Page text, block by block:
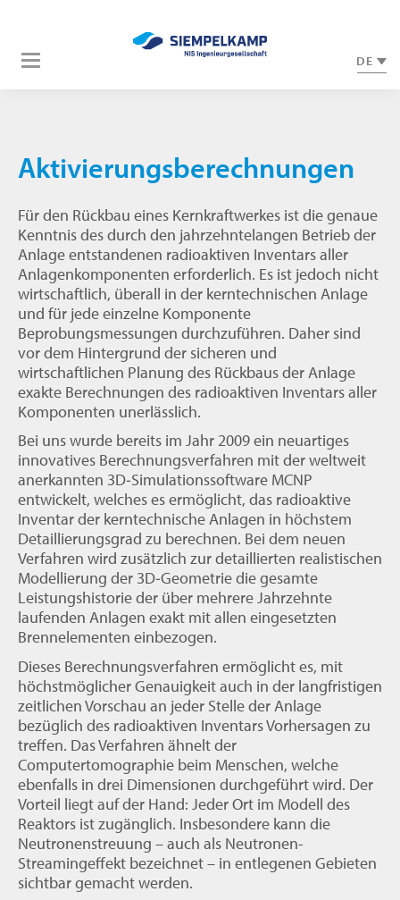
DE
Aktivierungsberechnungen
Für den Rückbau eines Kernkraftwerkes ist die genaue
Kenntnis des durch den jahrzehntelangen Betrieb der
Anlage entstandenen radioaktiven Inventars aller
Anlagenkomponenten erforderlich. Es ist jedoch nicht
wirtschaftlich, überall in der kerntechnischen Anlage
und für jede einzelne Komponente
Beprobungsmessungen durchzuführen. Daher sind
vor dem Hintergrund der sicheren und
wirtschaftlichen Planung des Rückbaus der Anlage
exakte Berechnungen des radioaktiven Inventars aller
Komponenten unerlässlich.
Bei uns wurde bereits im Jahr 2009 ein neuartiges
innovatives Berechnungsverfahren mit der weltweit
anerkannten 3D‐Simulationssoftware MCNP
entwickelt, welches es ermöglicht, das radioaktive
Inventar der kerntechnische Anlagen in höchstem
Detaillierungsgrad zu berechnen. Bei dem neuen
Verfahren wird zusätzlich zur detaillierten realistischen
Modellierung der 3D‐Geometrie die gesamte
Leistungshistorie der über mehrere Jahrzehnte
laufenden Anlagen exakt mit allen eingesetzten
Brennelementen einbezogen.
Dieses Berechnungsverfahren ermöglicht es, mit
höchstmöglicher Genauigkeit auch in der langfristigen
zeitlichen Vorschau an jeder Stelle der Anlage
bezüglich des radioaktiven Inventars Vorhersagen zu
treffen. Das Verfahren ähnelt der
Computertomographie beim Menschen, welche
ebenfalls in drei Dimensionen durchgeführt wird. Der
Vorteil liegt auf der Hand: Jeder Ort im Modell des
Reaktors ist zugänglich. Insbesondere kann die
Neutronenstreuung – auch als Neutronen-
Streamingeffekt bezeichnet – in entlegenen Gebieten
sichtbar gemacht werden.